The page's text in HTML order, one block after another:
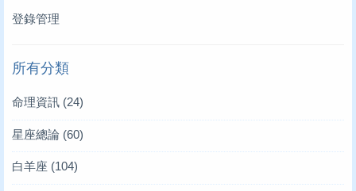
登錄管理
所有分類
命理資訊 (24)
星座總論 (60)
白羊座 (104)